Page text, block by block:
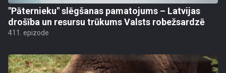
"Pāternieku" slēgšanas pamatojums – Latvijas
drošība un resursu trūkums Valsts robežsardzē
411. epizode